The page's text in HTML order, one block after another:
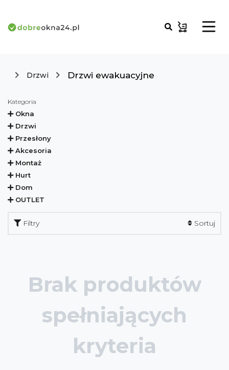
Drzwi Drzwi ewakuacyjne
Kategoria
Okna
Drzwi
Przesłony
Akcesoria
Montaż
Hurt
Dom
OUTLET
Filtry Sortuj
Brak produktów
spełniających
kryteria